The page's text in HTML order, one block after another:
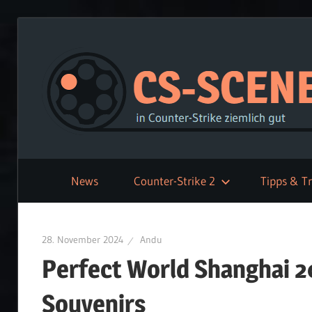
springen
News Counter-Strike 2 Tipps &
28. November 2024 Andu
Perfect World Shanghai
Souvenirs